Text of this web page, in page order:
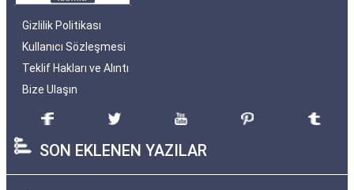
Gizlilik Politikası
Kullanıcı Sözleşmesi
Teklif Hakları ve Alıntı
Bize Ulaşın
SON EKLENEN YAZILAR